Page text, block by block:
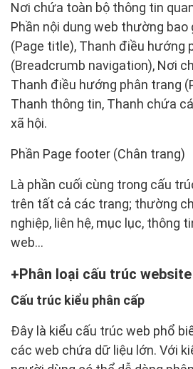
Nơi chứa toàn bộ thông tin
Phần nội dung web thường
(Page title), Thanh điều hướng
(Breadcrumb navigation), Nơi
Thanh điều hướng phân trang
Thanh thông tin, Thanh chứa
xã hội.
Phần Page footer (Chân trang)
Là phần cuối cùng trong cấu
trên tất cả các trang; thường
nghiệp, liên hệ, mục lục, thông
web...
Phân loại cấu trúc website
Cấu trúc kiểu phân cấp
Đây là kiểu cấu trúc web phổ
các web chứa dữ liệu lớn. Với